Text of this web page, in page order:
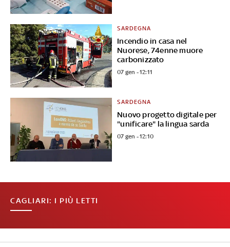
Incendio in casa nel
Nuorese, 74enne muore
carbonizzato
SARDEGNA
07 gen - 12:11
Nuovo progetto digitale per
"unificare" la lingua sarda
SARDEGNA
07 gen - 12:10
CAGLIARI: I PIÙ LETTI